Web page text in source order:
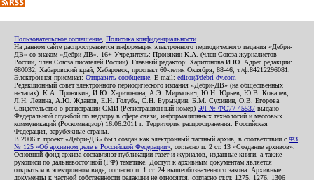
Пользовательское соглашение Политика конфиденциальности
На данном сайте распространяется информация электронного периодического издания «Дебри-
ДВ» со знаком «Дебри-ДВ». 16+ Учредитель: Пронякин К.А. (член Союза журналистов
России, член Союза писателей России). Главный редактор: Харитонова И.Ю. Адрес редакции:
680032, Хабаровский край, Хабаровск, проспект 60-летия Октября, 88-46, т./ф.84212296081.
Электронная приемная: Отправить сообщение . E-mail: editor@debri-dv.com
Редакционный совет электронного периодического издания «Дебри-ДВ» (на общественных
началах): К.А. Пронякин, И.Ю. Харитонова, А.Э. Мирмович, Ю.Н. Юрьев, Ю.В. Ковалев,
Л.Н. Левина, А.Ю. Жданов, Е.Н. Голубь, С.Н. Бурындин, Б.М. Сухинин, О.В. Егорова
Свидетельство о регистрации СМИ (Регистрационный номер) ЭЛ № ФС77-45537 выдано
Федеральной службой по надзору в сфере связи, информационных технологий и массовых
коммуникаций (Роскомнадзор) 16.06.2011 г. Территория распространения: Российская
Федерация, зарубежные страны.
В 2006 г. проект «Дебри-ДВ» был создан как электронный частный архив, в соответствии с ФЗ
№ 125 «Об архивном деле в Российской Федерации» , согласно п. 2 ст. 13 «Создание архивов».
Основной фонд архива составляют публикации газет и журналов, изданные книги, а также
рукописи по дальневосточной (РФ) тематике. Доступ к архивным документам является
открытым в электронном виде, согласно п. 1 ст. 24 вышеобозначенного закона. Архивные
документы к частной собственности редакции не относятся, согласно ст.ст. 1275, 1276, 1306